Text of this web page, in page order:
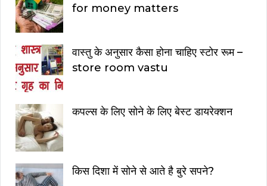
for money matters
वास्तु के अनुसार कैसा होना चाहिए स्टोर रूम –
store room vastu
कपल्स के लिए सोने के लिए बेस्ट डायरेक्शन
किस दिशा में सोने से आते है बुरे सपने?